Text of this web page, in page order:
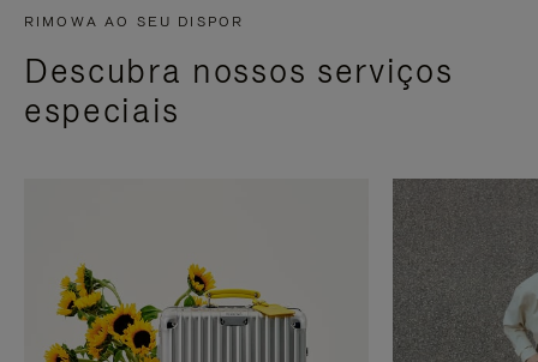
RIMOWA AO SEU DISPOR
Descubra nossos serviços
especiais